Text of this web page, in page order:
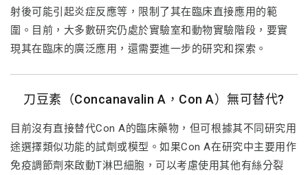
射後可能引起炎症反應等，限制了其在臨床直接應用的範
圍。目前，大多數研究仍處於實驗室和動物實驗階段，要實
現其在臨床的廣泛應用，還需要進一步的研究和探索。
刀豆素（Concanavalin A，Con A）無可替代?
目前沒有直接替代Con A的臨床藥物，但可根據其不同研究用
途選擇類似功能的試劑或模型。如果Con A在研究中主要用作
免疫調節劑來啟動T淋巴細胞，可以考慮使用其他有絲分裂